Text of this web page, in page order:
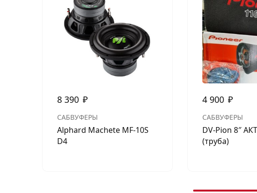
8 390 ₽
САБВУФЕРЫ
Alphard Machete MF-10S
D4
4 900 ₽
САБВУФЕРЫ
DV-Pion 8″
(труба)